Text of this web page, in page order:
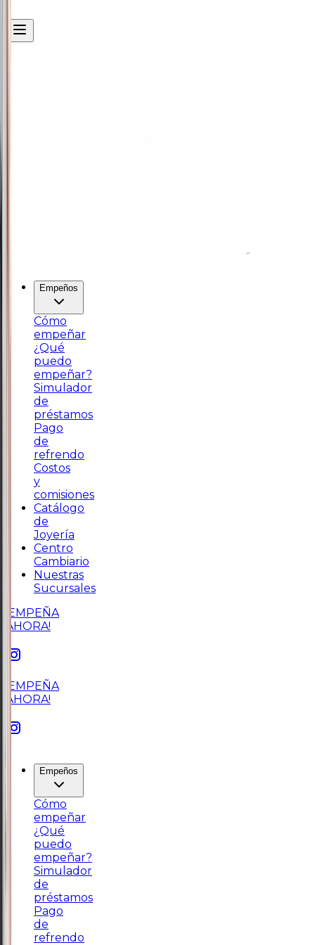
Empeños
Cómo
empeñar
¿Qué
puedo
empeñar?
Simulador
de
préstamos
Pago
de
refrendo
Costos
y
comisiones
Catálogo
de
Joyería
Centro
Cambiario
Nuestras
Sucursales
¡EMPEÑA
AHORA!
¡EMPEÑA
AHORA!
Empeños
Cómo
empeñar
¿Qué
puedo
empeñar?
Simulador
de
préstamos
Pago
de
refrendo